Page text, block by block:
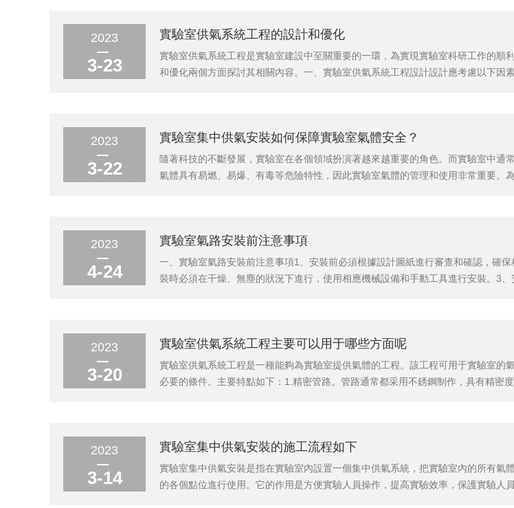
2023
3-23
實驗室供氣系統工程的設計和優化
實驗室供氣系統工程是實驗室建設中至關重要的一環，為實現實驗室科研工作的順
和優化兩個方面探討其相關內容。一、實驗室供氣系統工程設計設計應考慮以下因
2023
3-22
實驗室集中供氣安裝如何保障實驗室氣體安全？
隨著科技的不斷發展，實驗室在各個領域扮演著越來越重要的角色。而實驗室中通
氣體具有易燃、易爆、有毒等危險特性，因此實驗室氣體的管理和使用非常重要。
2023
4-24
實驗室氣路安裝前注意事項
一、實驗室氣路安裝前注意事項1、安裝前必須根據設計圖紙進行審查和確認，確
裝時必須在干燥、無塵的狀況下進行，使用相應機械設備和手動工具進行安裝。3
2023
3-20
實驗室供氣系統工程主要可以用于哪些方面呢
實驗室供氣系統工程是一種能夠為實驗室提供氣體的工程。該工程可用于實驗室的
必要的條件。主要特點如下：1.精密管路。管路通常都采用不銹鋼制作，具有精密
2023
3-14
實驗室集中供氣安裝的施工流程如下
實驗室集中供氣安裝是指在實驗室內設置一個集中供氣系統，把實驗室內的所有氣
的各個點位進行使用。它的作用是方便實驗人員操作，提高實驗效率，保護實驗人